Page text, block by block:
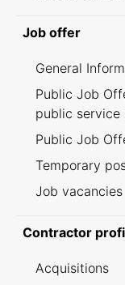
Job offer
General
Public Job
public
Public Job
Temporary
Job vacancies
Contractor
Acquisitions